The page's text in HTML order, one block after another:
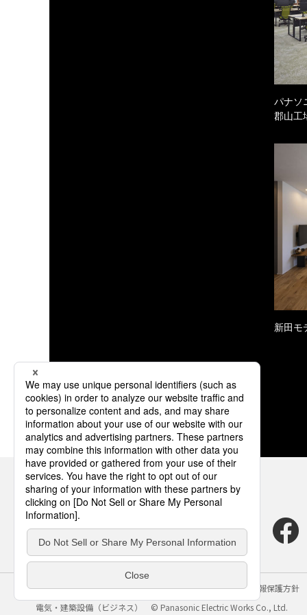
パナソ
郡山工
新田モ
サイトのご利用にあたって クッキーポリシー
個人情報保護方針
電気・建築設備（ビジネス）
© Panasonic Electric Works Co., Ltd.